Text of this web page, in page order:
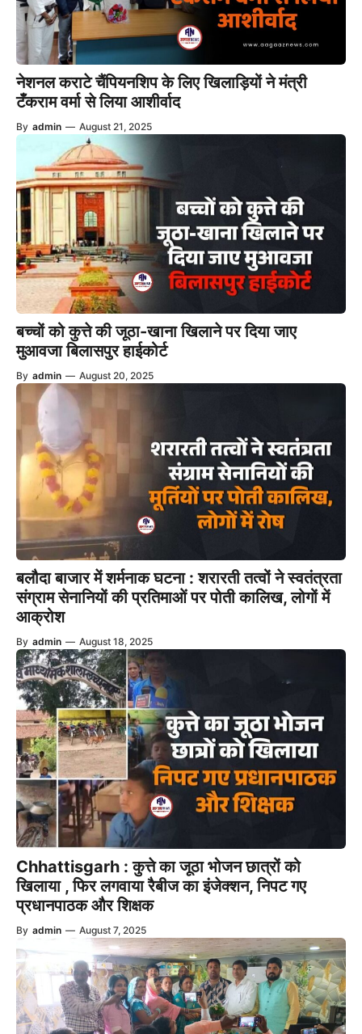
नेशनल कराटे चैंपियनशिप के लिए खिलाड़ियों ने मंत्री
टँकराम वर्मा से लिया आशीर्वाद
By admin — August 21, 2025
बच्चों को कुत्ते की जूठा-खाना खिलाने पर दिया जाए
मुआवजा बिलासपुर हाईकोर्ट
By admin — August 20, 2025
बलौदा बाजार में शर्मनाक घटना : शरारती तत्वों ने स्वतंत्रता
संग्राम सेनानियों की प्रतिमाओं पर पोती कालिख, लोगों में
आक्रोश
By admin — August 18, 2025
Chhattisgarh : कुत्ते का जूठा भोजन छात्रों को
खिलाया , फिर लगवाया रैबीज का इंजेक्शन, निपट गए
प्रधानपाठक और शिक्षक
By admin — August 7, 2025